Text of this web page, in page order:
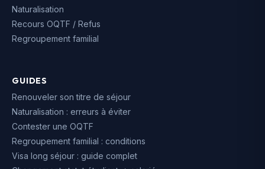
Naturalisation
Recours OQTF / Refus
Regroupement familial
GUIDES
Renouveler son titre de séjour
Naturalisation : erreurs à éviter
Contester une OQTF
Regroupement familial : conditions
Visa long séjour : guide complet